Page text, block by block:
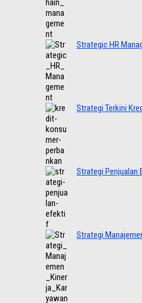
Strategic HR
Strategi Terkini
Strategi Penjualan
Strategi